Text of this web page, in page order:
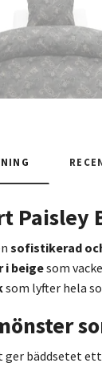
Paisley
sofistikerad
i beigesom
som lyfter hela
ger bäddsetet ett